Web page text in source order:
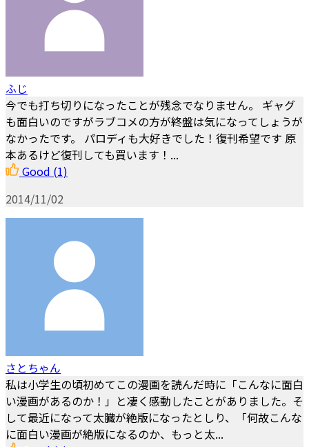
ふじ
今でも打ち切りになったことが残念でなりません。 ギャグ
も面白いのですがラブコメの方が終盤は気になってしょうが
なかったです。 パロディも大好きでした！復刊希望です 原
本あるけど復刊しても買います！...
Good (1)
2014/11/02
さとちゃん
私は小学生の頃初めてこの漫画を読んだ時に「こんなに面白
い漫画があるのか！」と凄く感動したことがありました。そ
して最近になって太臓が絶版になったとしり、「何故こんな
に面白い漫画が絶版になるのか、もっと太...